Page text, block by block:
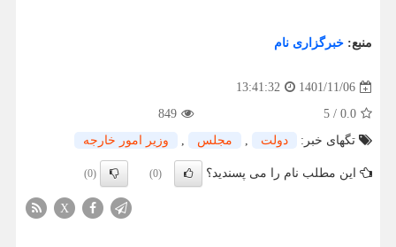
منبع: خبرگزاری نام
1401/11/06
13:41:32
0.0
/
5
849
تگهای خبر:
دولت , مجلس , وزیر امور خارجه
این مطلب نام را می پسندید؟ (0)
(0)
X